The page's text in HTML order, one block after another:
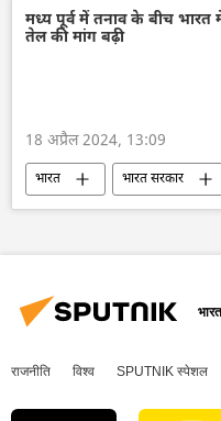
रूसी सेना
रक्षा मंत्रालय
मध्य पूर्व में तनाव के बीच
तेल की मांग बढ़ी
18 अप्रैल 2024, 13:09
भारत भारत सरकार
रूस
तेल
रूसी
इज़राइल
ईरान भारत
राजनीति विश्व SPUTNIK स्पेशल